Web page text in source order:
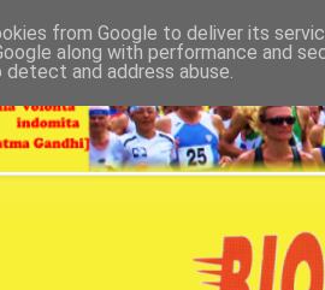
from Google to deliver its
along with performance and
and address abuse.